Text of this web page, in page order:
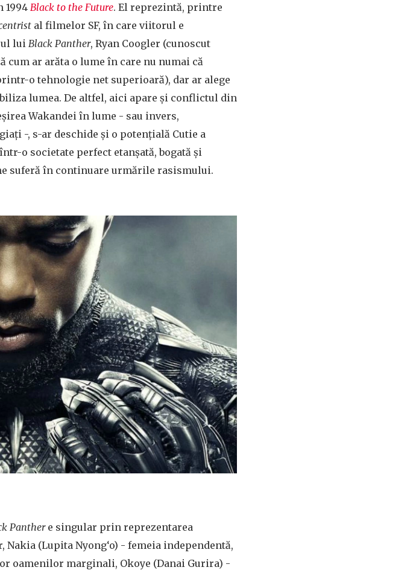
1994 Black to the Future. El reprezintă, printre
al filmelor SF, în care viitorul e
lui Black Panther, Ryan Coogler (cunoscut
cum ar arăta o lume în care nu numai că
o tehnologie net superioară), dar ar alege
lumea. De altfel, aici apare și conflictul din
Wakandei în lume - sau invers,
-, s-ar deschide și o potențială Cutie a
o societate perfect etanșată, bogată și
suferă în continuare urmările rasismului.
Panthere singular prin reprezentarea
(Lupita Nyong‘o) - femeia independentă,
oamenilor marginali, Okoye (Danai Gurira) -